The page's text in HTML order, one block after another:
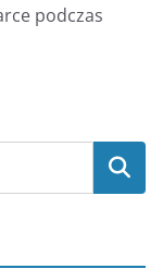
podczas
Szukaj